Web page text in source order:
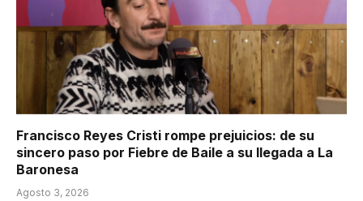
Francisco Reyes Cristi rompe prejuicios: de su
sincero paso por Fiebre de Baile a su llegada a La
Baronesa
Agosto 3, 2026